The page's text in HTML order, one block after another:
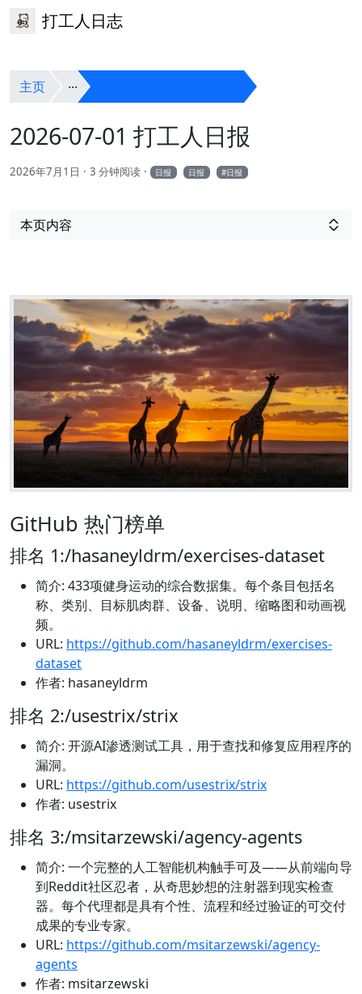
打工人日志
主页
2026-07-01 打工人日报
2026年7月1日 3 分钟阅读 日报 日报 日报
本页内容
GitHub 热门榜单
排名 1:/hasaneyldrm/exercises-dataset
简介: 433项健身运动的综合数据集。每个条目包括名
称、类别、目标肌肉群、设备、说明、缩略图和动画视
频。
URL: https://github.com/hasaneyldrm/exercises-
dataset
作者: hasaneyldrm
排名 2:/usestrix/strix
简介: 开源AI渗透测试工具，用于查找和修复应用程序的
漏洞。
URL: https://github.com/usestrix/strix
作者: usestrix
排名 3:/msitarzewski/agency-agents
简介: 一个完整的人工智能机构触手可及——从前端向导
到Reddit社区忍者，从奇思妙想的注射器到现实检查
器。每个代理都是具有个性、流程和经过验证的可交付
成果的专业专家。
URL: https://github.com/msitarzewski/agency-
agents
作者: msitarzewski